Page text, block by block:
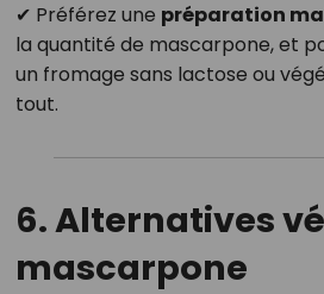
✔ Préférez une préparation
la quantité de mascarpone, et
un fromage sans lactose ou
tout.
6. Alternatives
mascarpone